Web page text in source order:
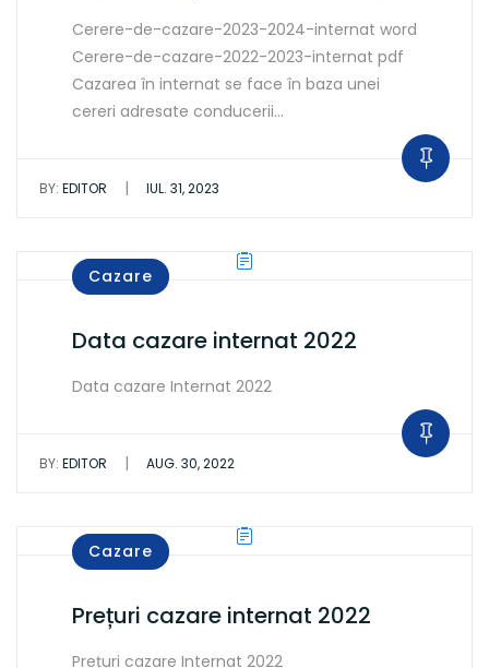
Cerere-de-cazare-2023-2024-internat word
Cerere-de-cazare-2022-2023-internat pdf
Cazarea în internat se face în baza unei
cereri adresate conducerii…
BY: EDITOR | IUL. 31, 2023
Cazare
Data cazare internat 2022
Data cazare Internat 2022
BY: EDITOR | AUG. 30, 2022
Cazare
Prețuri cazare internat 2022
Prețuri cazare Internat 2022